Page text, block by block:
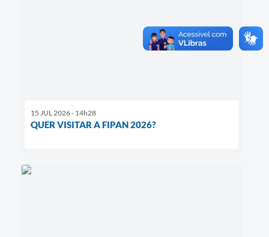
15 JUL 2026 - 14h28
QUER VISITAR A FIPAN 2026?